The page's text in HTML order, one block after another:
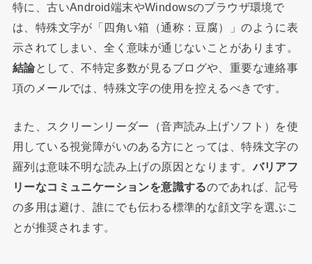
特に、古いAndroid端末やWindowsのブラウザ環境で
は、特殊文字が「四角い箱（通称：豆腐）」のように表
示されてしまい、全く意味が通じないことがあります。
結論として、不特定多数が見るブログや、重要な連絡事
項のメールでは、特殊文字の使用を控えるべきです。
また、スクリーンリーダー（音声読み上げソフト）を使
用している視覚障がいのある方にとっては、特殊文字の
羅列は意味不明な読み上げの原因となります。バリアフ
リーなコミュニケーションを意識するのであれば、記号
の多用は避け、誰にでも伝わる標準的な顔文字を選ぶこ
とが推奨されます。